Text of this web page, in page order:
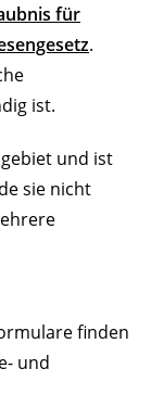
für
.
ist.
und ist
sie nicht
finden
und